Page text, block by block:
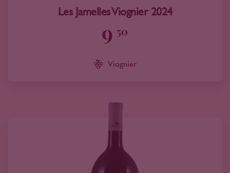
Les Jamelles Viognier 2024
9 50
Viognier